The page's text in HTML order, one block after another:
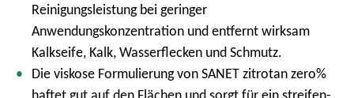
Reinigungsleistung bei geringer
Anwendungskonzentration und entfernt wirksam
Kalkseife, Kalk, Wasserflecken und Schmutz.
Die viskose Formulierung von SANET zitrotan zero%